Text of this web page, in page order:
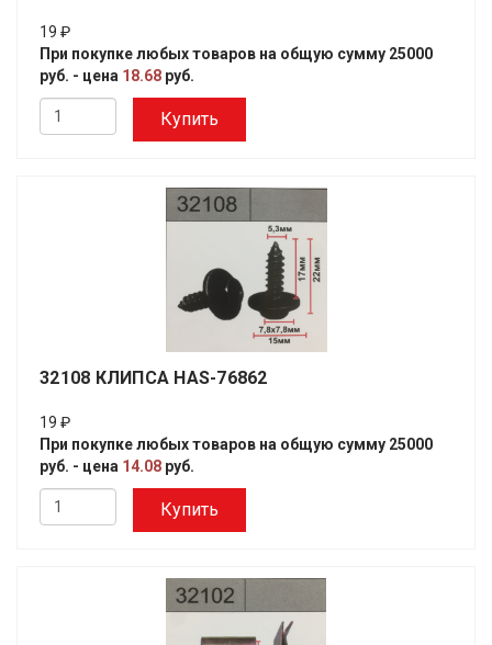
19 ₽
При покупке любых товаров на общую сумму 25000
руб. - цена 18.68 руб.
Купить
32108 КЛИПСА HAS-76862
19 ₽
При покупке любых товаров на общую сумму 25000
руб. - цена 14.08 руб.
Купить